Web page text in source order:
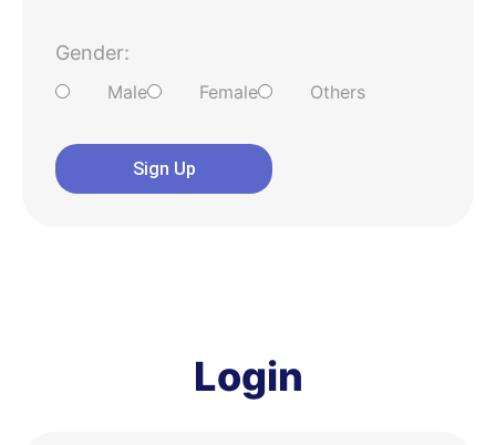
Gender:
Male Female Others
Sign Up
Login